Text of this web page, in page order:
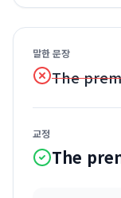
말한 문장
The
교정
The